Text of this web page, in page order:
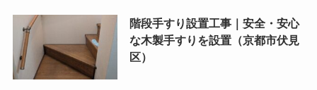
階段手すり設置工事｜安全・安心
な木製手すりを設置（京都市伏見
区）